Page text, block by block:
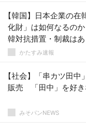
【韓国】日本企業の
化財」は如何なるの
韓対抗措置・制裁は
かたすみ速報
【社会】「串カツ田
販売 「田中」を好き
みそパンNEWS